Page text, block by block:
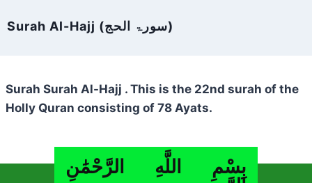
Surah Al-Hajj (سورۃ الحج)
Surah Surah Al-Hajj . This is the 22nd surah of the
Holly Quran consisting of 78 Ayats.
بِسْمِ اللَّهِ الرَّحْمَٰنِ